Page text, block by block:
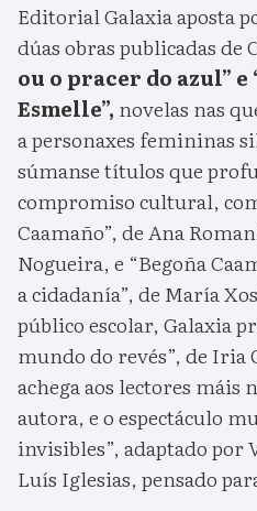
Editorial Galaxia aposta
dúas obras publicadas de
ou o pracer do azul” e
Esmelle”, novelas nas
a personaxes femininas
súmanse títulos que
compromiso cultural,
Caamaño”, de Ana
Nogueira, e “Begoña
a cidadanía”, de María
público escolar, Galaxia
mundo do revés”, de Iria
achega aos lectores máis
autora, e o espectáculo
invisibles”, adaptado por
Luís Iglesias, pensado